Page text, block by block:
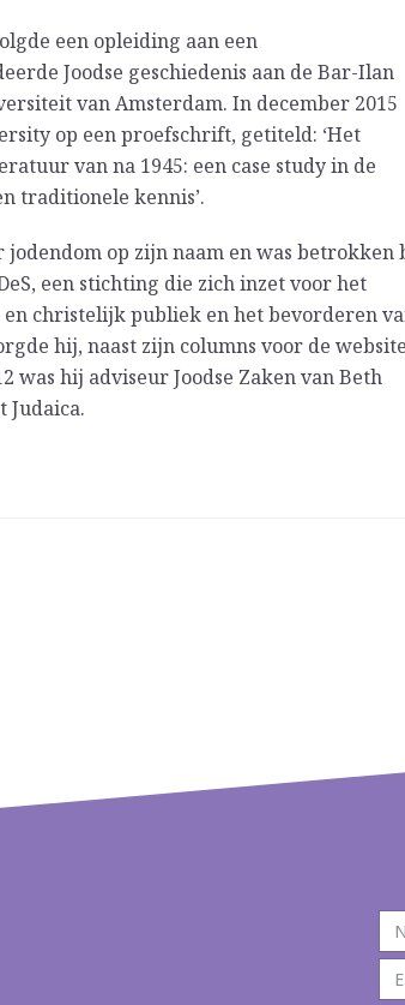
een opleiding aan een
Joodse geschiedenis aan de Bar-Ilan
van Amsterdam. In december 2015
op een proefschrift, getiteld: ‘Het
van na 1945: een case study in de
traditionele kennis’.
op zijn naam en was betrokken
een stichting die zich inzet voor het
en christelijk publiek en het bevorderen
hij, naast zijn columns voor de
was hij adviseur Joodse Zaken van Beth
Judaica.